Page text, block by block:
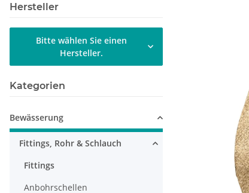
Hersteller
Bitte wählen Sie einen
Hersteller.
Kategorien
Bewässerung
Fittings, Rohr & Schlauch
Fittings
Anbohrschellen